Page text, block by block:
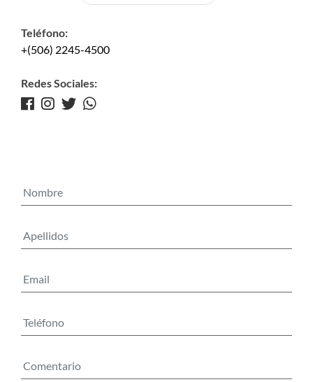
Teléfono:
+(506) 2245-4500
Redes Sociales: